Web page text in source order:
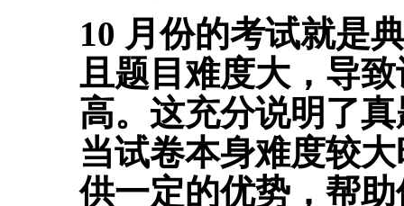
10 月份的考试就是
且题目难度大，导
高。这充分说明了
当试卷本身难度较
供一定的优势，帮